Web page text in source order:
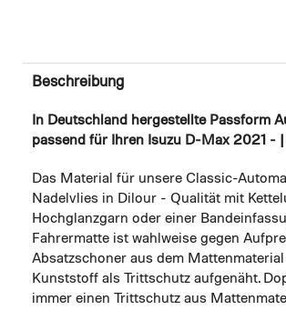
Beschreibung
In Deutschland hergestellte Passform
passend für Ihren Isuzu D-Max 2021 - |
Das Material für unsere Classic-
Nadelvlies in Dilour - Qualität mit
Hochglanzgarn oder einer
Fahrermatte ist wahlweise gegen
Absatzschoner aus dem
Kunststoff als Trittschutz aufgenäht.
immer einen Trittschutz aus